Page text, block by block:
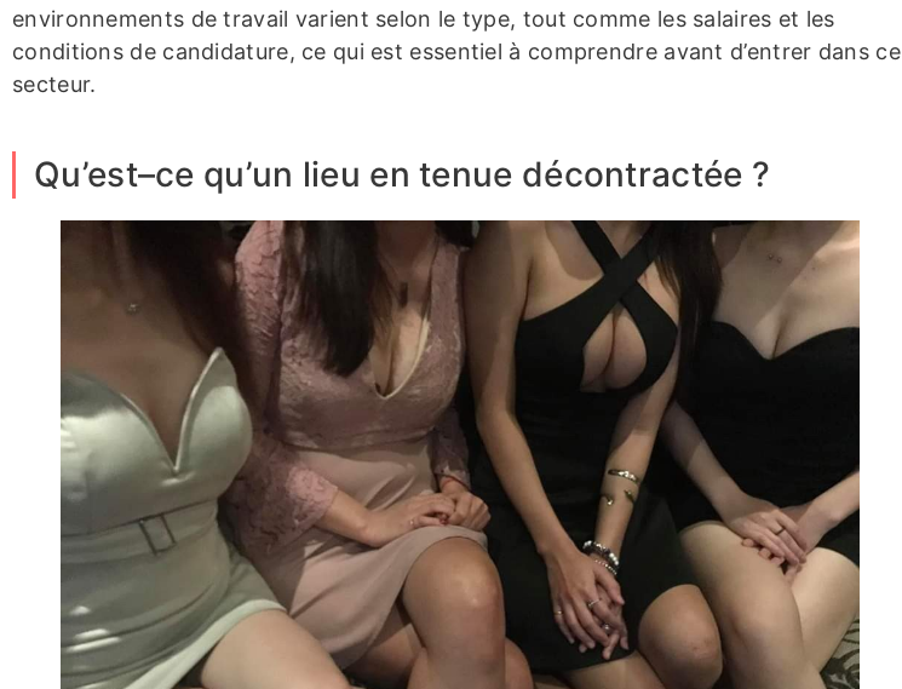
environnements de travail varient selon le type, tout comme les salaires et les
conditions de candidature, ce qui est essentiel à comprendre avant d’entrer dans ce
secteur.
Qu’est–ce qu’un lieu en tenue décontractée ?